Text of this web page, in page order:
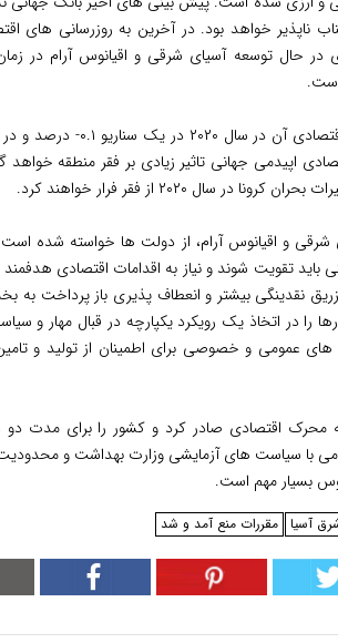
ناپذیر خواهد بود. در آخرین به روزرسانی های
توسعه آسیای شرقی و اقیانوس آرام در زمان
در مورد مالزی، پیش بینی شده است که رشد اقتصادی
اپیدمی جهانی تاثیر زیادی بر فقر منطقه
شرقی و اقیانوس آرام، از دولت ها خواسته شده است
باید تقویت شوند و نیاز به اقدامات اقتصادی
نقدینگی بیشتر و انعطاف پذیری باز پرداخت به
در اتخاذ یک رویکرد یکپارچه در قبال مهار و
عمومی و خصوصی برای اطمینان از تولید و
محرک اقتصادی صادر کرد و کشور را برای مدت
با سیاست های آزمایشی وزارت بهداشت و
بسیار مهم است.
آسیا مقررات منع آمد و شد